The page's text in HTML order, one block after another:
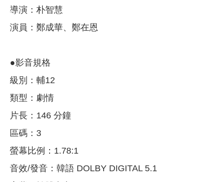
導演：朴智慧
演員：鄭成華、鄭在恩
●影音規格
級別：輔12
類型：劇情
片長：146 分鐘
區碼：3
螢幕比例：1.78:1
音效/發音：韓語 DOLBY DIGITAL 5.1